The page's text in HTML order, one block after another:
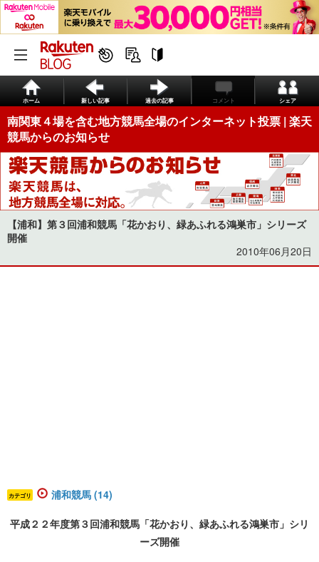
ホーム 新しい記事 過去の記事 コメント シェア
南関東４場を含む地方競馬全場のインターネット投票 | 楽天
競馬からのお知らせ
【浦和】第３回浦和競馬「花かおり、緑あふれる鴻巣市」シリーズ
開催
2010年06月20日
カテゴリ 浦和競馬 (14)
平成２２年度第３回浦和競馬「花かおり、緑あふれる鴻巣市」シリ
ーズ開催